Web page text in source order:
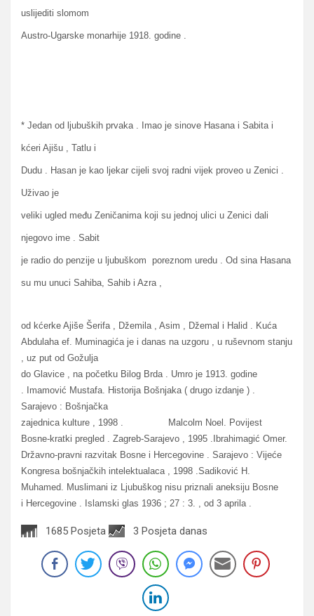
uslijediti slomom
Austro-Ugarske monarhije 1918. godine .
* Jedan od ljubuških prvaka . Imao je sinove Hasana i Sabita i
kćeri Ajišu , Tatlu i
Dudu . Hasan je kao ljekar cijeli svoj radni vijek proveo u Zenici .
Uživao je
veliki ugled među Zeničanima koji su jednoj ulici u Zenici dali
njegovo ime . Sabit
je radio do penzije u ljubuškom poreznom uredu . Od sina Hasana
su mu unuci Sahiba, Sahib i Azra ,
od kćerke Ajiše Šerifa , Džemila , Asim , Džemal i Halid . Kuća
Abdulaha ef. Muminagića je i danas na uzgoru , u ruševnom stanju
, uz put od Gožulja
do Glavice , na početku Bilog Brda . Umro je 1913. godine
. Imamović Mustafa. Historija Bošnjaka ( drugo izdanje ) .
Sarajevo : Bošnjačka
zajednica kulture , 1998 . Malcolm Noel. Povijest
Bosne-kratki pregled . Zagreb-Sarajevo , 1995 .Ibrahimagić Omer.
Državno-pravni razvitak Bosne i Hercegovine . Sarajevo : Vijeće
Kongresa bošnjačkih intelektualaca , 1998 .Sadiković H.
Muhamed. Muslimani iz Ljubuškog nisu priznali aneksiju Bosne
i Hercegovine . Islamski glas 1936 ; 27 : 3. , od 3 aprila .
1685 Posjeta 3 Posjeta danas